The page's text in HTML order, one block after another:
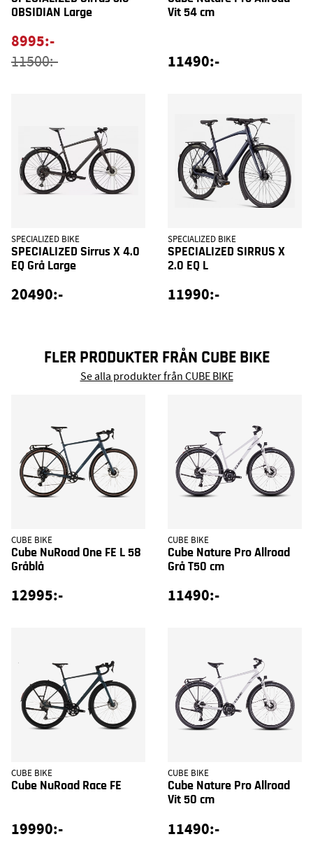
OBSIDIAN Large
8995:-
11500:-
Vit 54 cm
11490:-
SPECIALIZED BIKE
SPECIALIZED Sirrus X 4.0
EQ Grå Large
20490:-
SPECIALIZED BIKE
SPECIALIZED SIRRUS X
2.0 EQ L
11990:-
FLER PRODUKTER FRÅN CUBE BIKE
Se alla produkter från CUBE BIKE
CUBE BIKE
Cube NuRoad One FE L 58
Gråblå
12995:-
CUBE BIKE
Cube Nature Pro Allroad
Grå T50 cm
11490:-
CUBE BIKE
Cube NuRoad Race FE
19990:-
CUBE BIKE
Cube Nature Pro Allroad
Vit 50 cm
11490:-